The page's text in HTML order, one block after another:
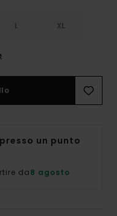
L XL
un punto
da8 agosto